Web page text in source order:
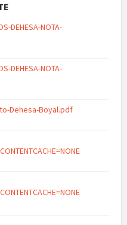
DEHESA-NOTA-
DEHESA-NOTA-
Dehesa-Boyal.pdf